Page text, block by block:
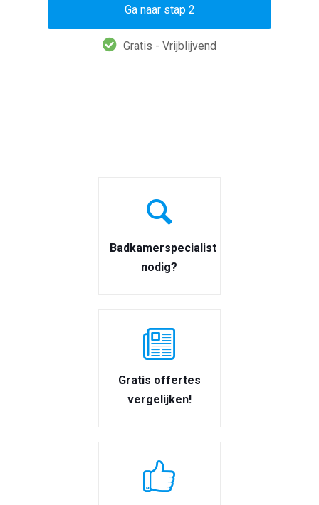
Gratis - Vrijblijvend
Badkamerspecialist
nodig?
Gratis offertes
vergelijken!